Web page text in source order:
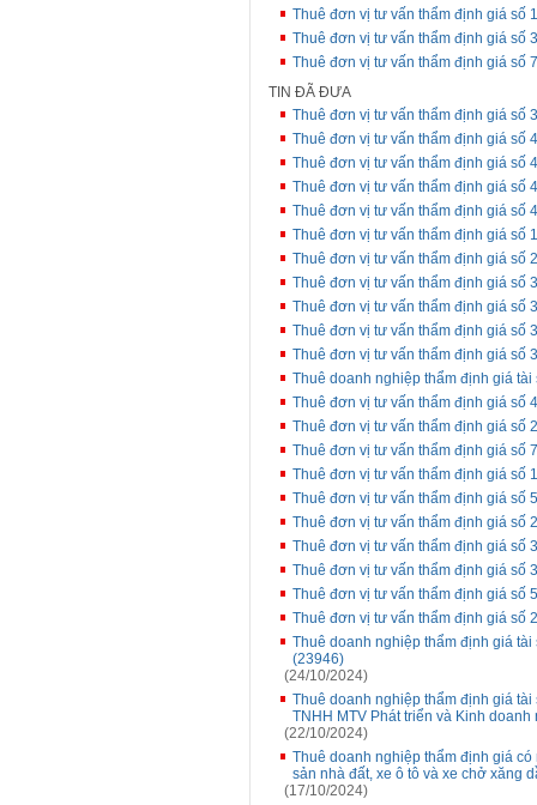
Thuê đơn vị tư vấn thẩm định giá số
Thuê đơn vị tư vấn thẩm định giá số
Thuê đơn vị tư vấn thẩm định giá số
TIN ĐÃ ĐƯA
Thuê đơn vị tư vấn thẩm định giá số
Thuê đơn vị tư vấn thẩm định giá số
Thuê đơn vị tư vấn thẩm định giá số
Thuê đơn vị tư vấn thẩm định giá số
Thuê đơn vị tư vấn thẩm định giá số
Thuê đơn vị tư vấn thẩm định giá số
Thuê đơn vị tư vấn thẩm định giá số
Thuê đơn vị tư vấn thẩm định giá số
Thuê đơn vị tư vấn thẩm định giá số
Thuê đơn vị tư vấn thẩm định giá số
Thuê đơn vị tư vấn thẩm định giá số
Thuê doanh nghiệp thẩm định giá
Thuê đơn vị tư vấn thẩm định giá số
Thuê đơn vị tư vấn thẩm định giá số
Thuê đơn vị tư vấn thẩm định giá số
Thuê đơn vị tư vấn thẩm định giá số
Thuê đơn vị tư vấn thẩm định giá số
Thuê đơn vị tư vấn thẩm định giá số
Thuê đơn vị tư vấn thẩm định giá số
Thuê đơn vị tư vấn thẩm định giá số
Thuê đơn vị tư vấn thẩm định giá số
Thuê đơn vị tư vấn thẩm định giá số
Thuê doanh nghiệp thẩm định giá
(23946)
(24/10/2024)
Thuê doanh nghiệp thẩm định giá
TNHH MTV Phát triển và Kinh
(22/10/2024)
Thuê doanh nghiệp thẩm định giá
sản nhà đất, xe ô tô và xe chở xăng
(17/10/2024)